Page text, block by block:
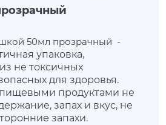
50мл прозрачный -
упаковка,
не токсичных
для здоровья.
пищевыми продуктами не
запах и вкус, не
запахи.